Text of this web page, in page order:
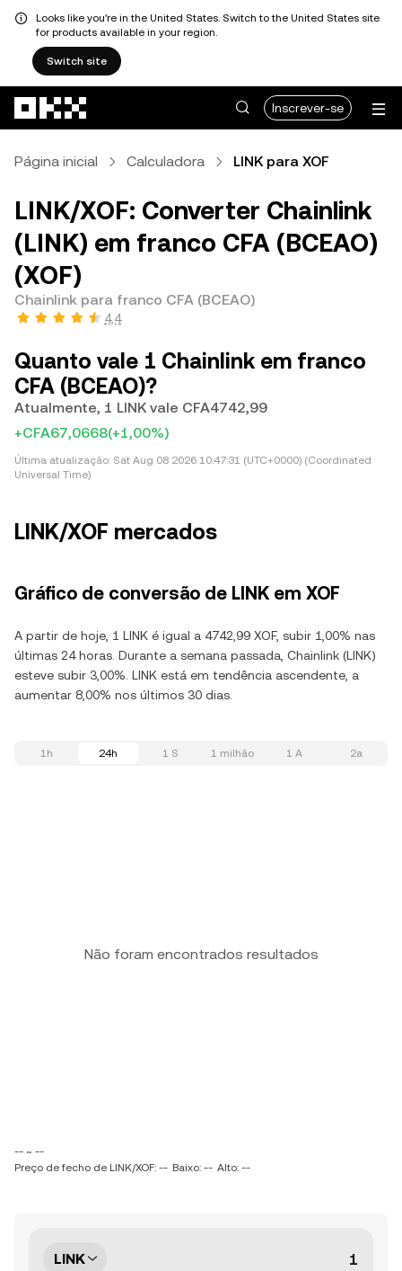
Looks like you're in the United States. Switch to the United States site
for products available in your region.
Switch site
Inscrever-se
Página inicial Calculadora LINK para XOF
LINK/XOF: Converter Chainlink
(LINK) em franco CFA (BCEAO)
(XOF)
Chainlink para franco CFA (BCEAO)
4,4
Quanto vale 1 Chainlink em franco
CFA (BCEAO)?
Atualmente, 1 LINK vale CFA4742,99
+CFA67,0668(+1,00%)
Última atualização: Sat Aug 08 2026 10:47:31 (UTC+0000) (Coordinated
Universal Time)
LINK/XOF mercados
Gráfico de conversão de LINK em XOF
A partir de hoje, 1 LINK é igual a 4742,99 XOF, subir 1,00% nas
últimas 24 horas. Durante a semana passada, Chainlink (LINK)
esteve subir 3,00%. LINK está em tendência ascendente, a
aumentar 8,00% nos últimos 30 dias.
1h 24h 1 S 1 milhão 1 A 2a
Não foram encontrados resultados
-- ~ --
Preço de fecho de LINK/XOF: -- Baixo: -- Alto: --
LINK